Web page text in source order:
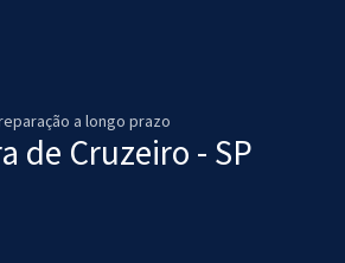
a longo prazo
de Cruzeiro - SP